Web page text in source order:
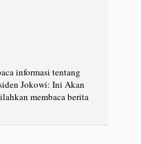
informasi tentang
Jokowi: Ini Akan
membaca berita